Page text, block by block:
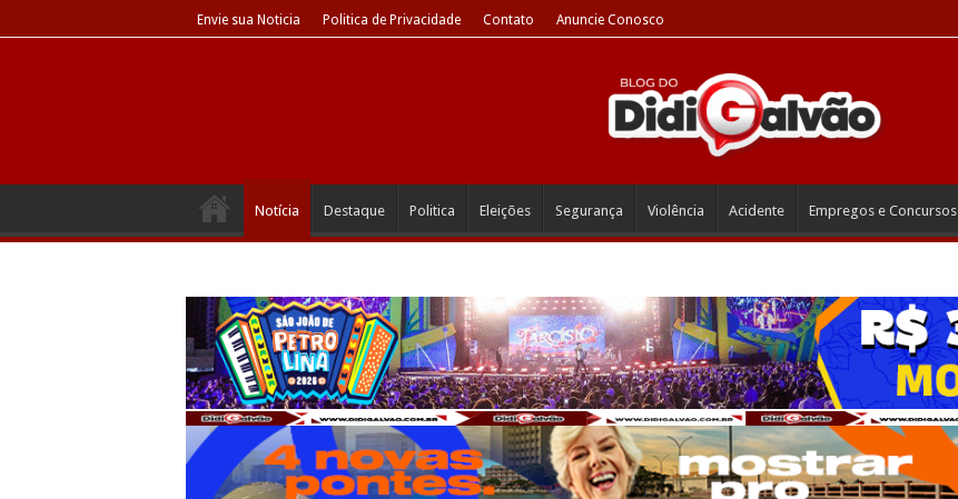
Envie sua Noticia Politica de Privacidade Contato Anuncie Conosco
Notícia Destaque Politica Eleições Segurança Violência Acidente Empregos e Concursos